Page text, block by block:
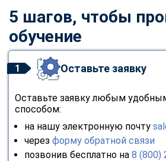
5 шагов, чтобы
обучение
1 Оставьте заявку
Оставьте заявку любым
способом:
на нашу электронную почту
через форму обратной связи
позвонив бесплатно на 8 (800)